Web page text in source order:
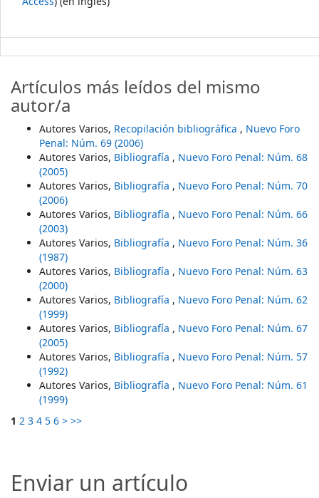
Artículos más leídos del mismo
autor/a
Autores Varios, Recopilación bibliográfica , Nuevo Foro
Penal: Núm. 69 (2006)
Autores Varios, Bibliografía , Nuevo Foro Penal: Núm. 68
(2005)
Autores Varios, Bibliografía , Nuevo Foro Penal: Núm. 70
(2006)
Autores Varios, Bibliografía , Nuevo Foro Penal: Núm. 66
(2003)
Autores Varios, Bibliografía , Nuevo Foro Penal: Núm. 36
(1987)
Autores Varios, Bibliografía , Nuevo Foro Penal: Núm. 63
(2000)
Autores Varios, Bibliografía , Nuevo Foro Penal: Núm. 62
(1999)
Autores Varios, Bibliografía , Nuevo Foro Penal: Núm. 67
(2005)
Autores Varios, Bibliografía , Nuevo Foro Penal: Núm. 57
(1992)
Autores Varios, Bibliografía , Nuevo Foro Penal: Núm. 61
(1999)
1 2 3 4 5 6 > >>
Enviar un artículo